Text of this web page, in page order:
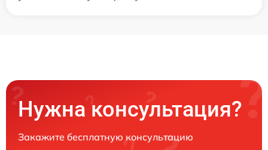
Нужна консультация?
Закажите бесплатную консультацию